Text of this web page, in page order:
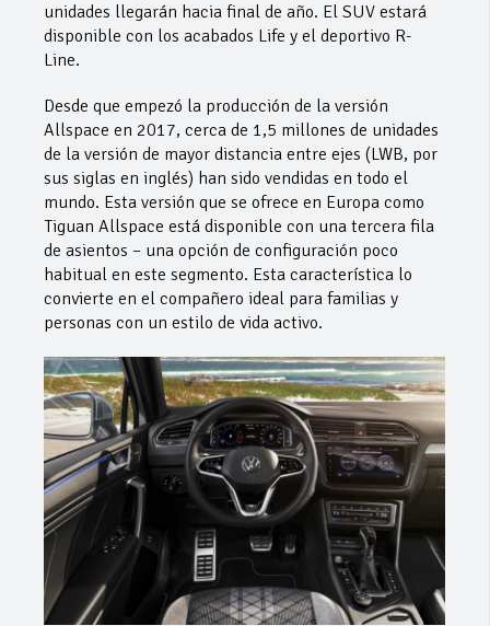
unidades llegarán hacia final de año. El SUV estará
disponible con los acabados Life y el deportivo R-
Line.
Desde que empezó la producción de la versión
Allspace en 2017, cerca de 1,5 millones de unidades
de la versión de mayor distancia entre ejes (LWB, por
sus siglas en inglés) han sido vendidas en todo el
mundo. Esta versión que se ofrece en Europa como
Tiguan Allspace está disponible con una tercera fila
de asientos – una opción de configuración poco
habitual en este segmento. Esta característica lo
convierte en el compañero ideal para familias y
personas con un estilo de vida activo.